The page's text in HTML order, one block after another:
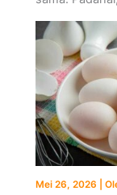
Mei 26, 2026 |